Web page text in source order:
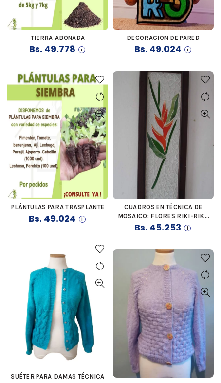
COMPRAR
TIERRA ABONADA
Bs. 49.778
COMPRAR
DECORACION DE PARED
Bs. 49.024
COMPRAR
PLÁNTULAS PARA TRASPLANTE
Bs. 49.024
COMPRAR
CUADROS EN TÉCNICA DE
MOSAICO: FLORES RIKI-RIKI,
CALA, AFRICANAS
Bs. 45.253
COMPRAR
SUÉTER PARA DAMAS TÉCNICA